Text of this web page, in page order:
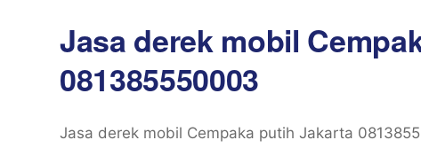
Jasa derek mobil
081385550003
Jasa derek mobil Cempaka putih Jakarta